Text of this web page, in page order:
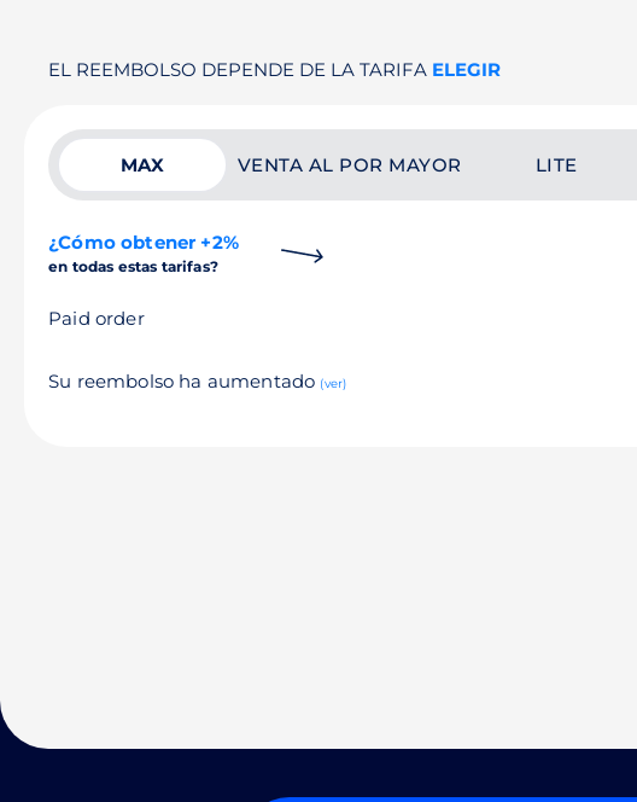
EL REEMBOLSO DEPENDE DE LA TARIFA ELEGIR
MAX VENTA AL POR MAYOR LITE
¿Cómo obtener +2%
en todas estas tarifas?
Paid order
Su reembolso ha aumentado (ver)